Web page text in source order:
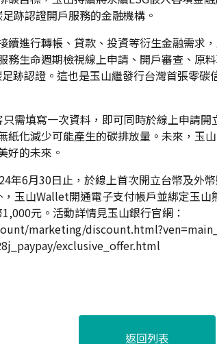
跡認證開戶服務的金融機構。
進行轉帳、貸款、投資等衍生金融需求
生命週期檢視線上申請、開戶審查、原
跡認證。這也是玉山繼發行台灣首張零
需填寫一次資料，即可同時於線上申請
化減少可能產生的碳排放量。未來，玉
好的未來。
年6月30日止，於線上首次開立台幣及外
玉山Wallet開通電子支付帳戶並綁定玉
元。活動詳情見玉山銀行官網 ：
marketing/
exclusive_offer.html
返回列表